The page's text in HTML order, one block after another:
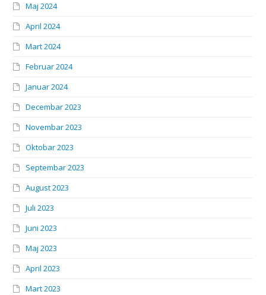
Maj 2024
April 2024
Mart 2024
Februar 2024
Januar 2024
Decembar 2023
Novembar 2023
Oktobar 2023
Septembar 2023
August 2023
Juli 2023
Juni 2023
Maj 2023
April 2023
Mart 2023